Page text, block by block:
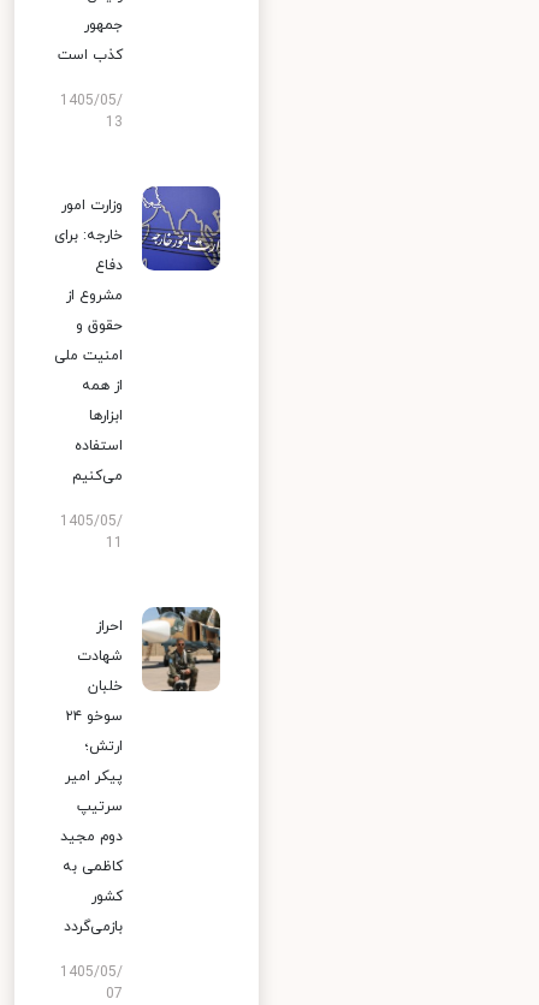
جمهور
کذب است
1405/05/
13
وزارت امور
خارجه: برای
دفاع
مشروع از
حقوق و
امنیت ملی
از همه
ابزارها
استفاده
می‌کنیم
1405/05/
احراز
شهادت
خلبان
سوخو ۲۴
ارتش؛
پیکر امیر
سرتیپ
دوم مجید
کاظمی به
کشور
بازمی‌گردد
1405/05/
07